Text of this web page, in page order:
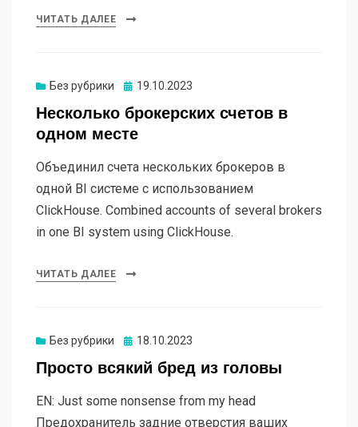
ЧИТАТЬ ДАЛЕЕ
Без рубрики Опубликовано
19.10.2023
Несколько брокерских счетов в
одном месте
Объединил счета нескольких брокеров в
одной BI системе с использованием
ClickHouse. Combined accounts of several brokers
in one BI system using ClickHouse.
ЧИТАТЬ ДАЛЕЕ
Без рубрики Опубликовано
18.10.2023
Просто всякий бред из головы
EN: Just some nonsense from my head
Предохранитель задние отверстия ваших